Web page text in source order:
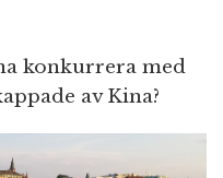
konkurrera med
av Kina?